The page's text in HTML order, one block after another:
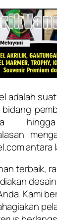
adalah
antara
terbaik,
Kami